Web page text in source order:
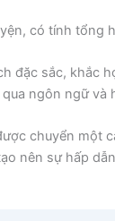
có tính tổng
đặc sắc, khắc
ngôn ngữ và
chuyển một
nên sự hấp